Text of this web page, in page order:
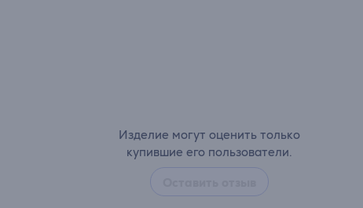
Изделие могут оценить только
купившие его пользователи.